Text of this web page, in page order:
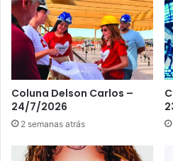
Coluna Delson Carlos –
24/7/2026
2 semanas atrás